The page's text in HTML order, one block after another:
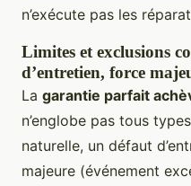
n’exécute pas les
Limites et exclusions
d’entretien, force
La garantie parfait
n’englobe pas tous
naturelle, un défaut
majeure (événement